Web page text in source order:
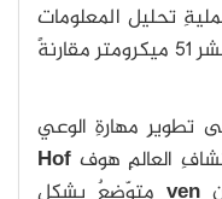
تحليل المعلومات
-موجودة عند كل الثدييات- لدى البشر 51 ميكرومتر مقارنةً
تطويرِ مهارةِ الوعي
العالمِ هوف Hof